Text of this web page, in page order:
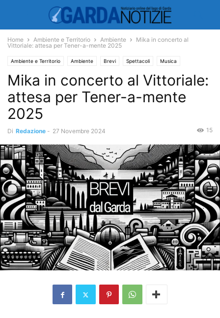
Home Ambiente e Territorio Ambiente
Mika in concerto al
Vittoriale: attesa per Tener-a-mente 2025
Ambiente e Territorio Ambiente Brevi Spettacoli Musica
Mika in concerto al Vittoriale:
attesa per Tener-a-mente
2025
Di Redazione - 27 Novembre 2024 15